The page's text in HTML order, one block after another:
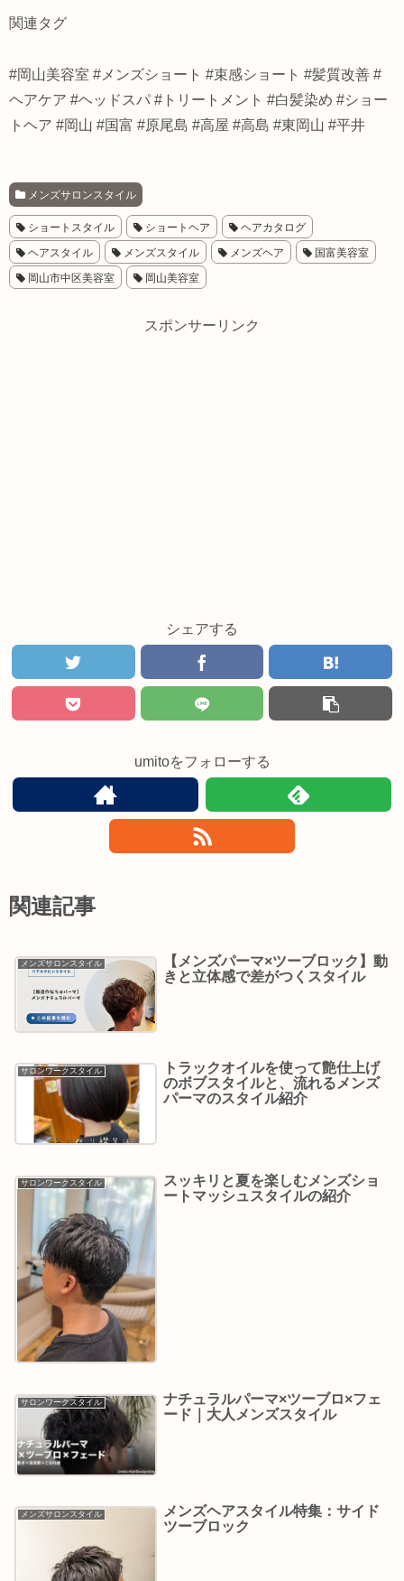
関連タグ
#岡山美容室 #メンズショート #束感ショート #髪質改善 #
ヘアケア #ヘッドスパ #トリートメント #白髪染め #ショー
トヘア #岡山 #国富 #原尾島 #高屋 #高島 #東岡山 #平井
メンズサロンスタイル
ショートスタイル ショートヘア
ヘアカタログ
ヘアスタイル
メンズスタイル メンズヘア
国富美容室
岡山市中区美容室
岡山美容室
スポンサーリンク
シェアする
umitoをフォローする
関連記事
メンズサロンスタイル
【メンズパーマ×ツーブロック】動
きと立体感で差がつくスタイル
サロンワークスタイル
トラックオイルを使って艶仕上げ
のボブスタイルと、流れるメンズ
パーマのスタイル紹介
サロンワークスタイル
スッキリと夏を楽しむメンズショ
ートマッシュスタイルの紹介
サロンワークスタイル
ナチュラルパーマ×ツーブロ×フェ
ード｜大人メンズスタイル
メンズサロンスタイル
メンズヘアスタイル特集：サイド
ツーブロック